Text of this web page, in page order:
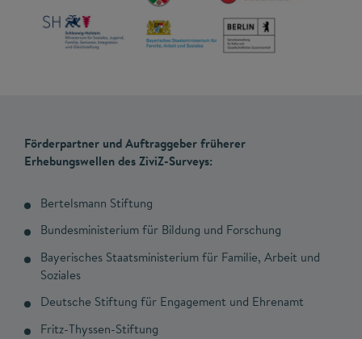
Förderpartner und Auftraggeber früherer
Erhebungswellen des ZiviZ-Surveys:
Bertelsmann Stiftung
Bundesministerium für Bildung und Forschung
Bayerisches Staatsministerium für Familie, Arbeit und
Soziales
Deutsche Stiftung für Engagement und Ehrenamt
Fritz-Thyssen-Stiftung